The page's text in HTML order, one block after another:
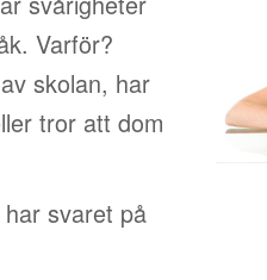
Varför?
skolan, har
tror att dom
svaret på